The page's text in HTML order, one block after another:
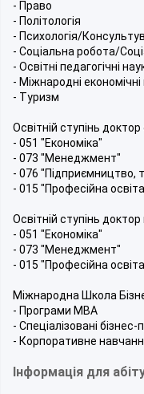
- Право
- Політологія
- Психологія/
- Соціальна робота/
- Освітні педагогічні
- Міжнародні
- Туризм
Освітній ступінь
- 051 "Економіка"
- 073 "Менеджмент"
- 076 "Підприємництво,
- 015 "Професійна
Освітній ступінь
- 051 "Еконoміка"
- 073 "Менеджмeнт"
- 015 "Професійна
Міжнародна Школа
- Програми МВА
- Спеціалізовані
- Корпоративне
Інформація для